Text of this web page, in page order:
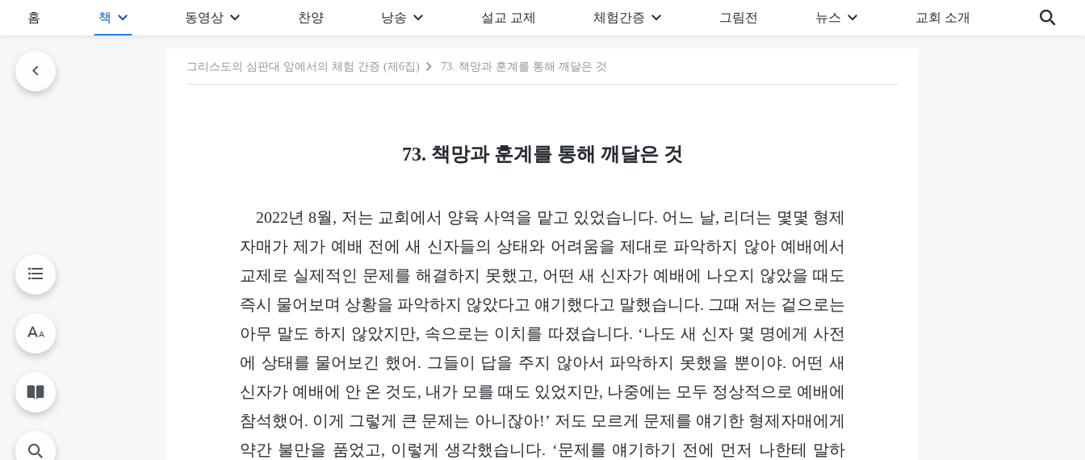
홈 책 동영상 찬양 낭송 설교 교제 체험간증 그림전 뉴스 교회 소개
그리스도의 심판대 앞에서의 체험 간증 (제6집) 73. 책망과 훈계를 통해 깨달은 것
73. 책망과 훈계를 통해 깨달은 것
2022년 8월, 저는 교회에서 양육 사역을 맡고 있었습니다. 어느 날, 리더는 몇몇 형제
자매가 제가 예배 전에 새 신자들의 상태와 어려움을 제대로 파악하지 않아 예배에서
교제로 실제적인 문제를 해결하지 못했고, 어떤 새 신자가 예배에 나오지 않았을 때도
즉시 물어보며 상황을 파악하지 않았다고 얘기했다고 말했습니다. 그때 저는 겉으로는
아무 말도 하지 않았지만, 속으로는 이치를 따졌습니다. ‘나도 새 신자 몇 명에게 사전
에 상태를 물어보긴 했어. 그들이 답을 주지 않아서 파악하지 못했을 뿐이야. 어떤 새
신자가 예배에 안 온 것도, 내가 모를 때도 있었지만, 나중에는 모두 정상적으로 예배에
참석했어. 이게 그렇게 큰 문제는 아니잖아!’ 저도 모르게 문제를 얘기한 형제자매에게
약간 불만을 품었고, 이렇게 생각했습니다. ‘문제를 얘기하기 전에 먼저 나한테 말하